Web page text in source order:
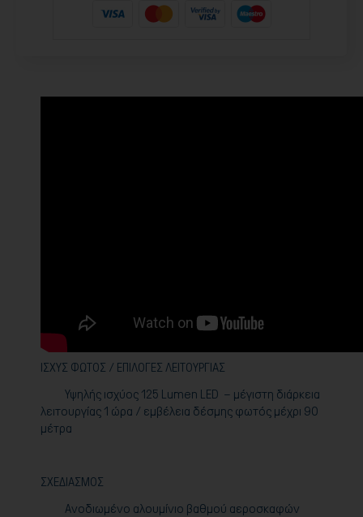
IΣΧΥΣ ΦΩΤΟΣ / ΕΠΙΛΟΓΕΣ ΛΕΙΤΟΥΡΓΙΑΣ
Υψηλής ισχύος 125 Lumen LED – μέγιστη διάρκεια
λειτουργίας 1 ώρα / εμβέλεια δέσμης φωτός μέχρι 90
μέτρα
ΣΧΕΔΙΑΣΜΟΣ
Ανοδιωμένο αλουμίνιο βαθμού αεροσκαφών